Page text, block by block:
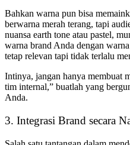
Bahkan warna pun bisa
berwarna merah terang, tapi
nuansa earth tone atau pastel,
warna brand Anda dengan
tetap relevan tapi tidak terlalu
Intinya, jangan hanya membuat
tim internal,” buatlah yang
Anda.
3. Integrasi Brand secara